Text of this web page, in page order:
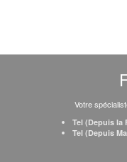
Votre
Tel (Depuis la
Tel (Depuis